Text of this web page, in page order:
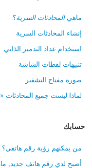
ماهيالمحادثات السرية؟
إنشاء المحادثات السرية
استخدام عداد التدمير الذاتي
تنبيهات لقطات الشاشة
صورة مفتاح التشفير
لماذا ليست جميع المحادثات
حسابك
من يمكنهم رؤية رقم هاتفي؟
أصبح لدي رقم هاتف جديد,